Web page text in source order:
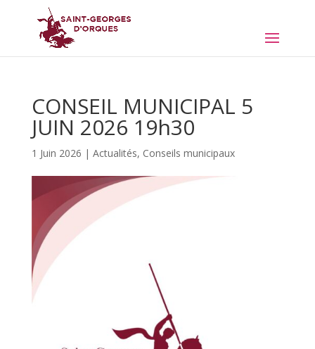
CONSEIL MUNICIPAL 5
JUIN 2026 19h30
1 Juin 2026 | Actualités, Conseils municipaux